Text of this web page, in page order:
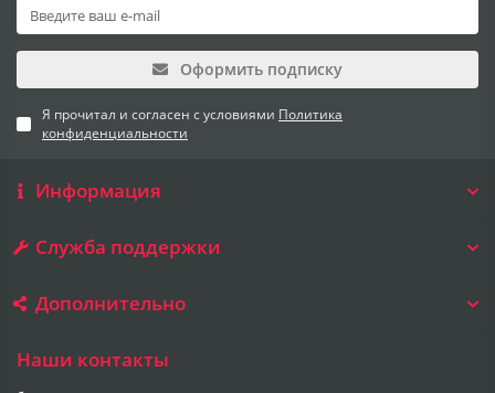
Оформить подписку
Я прочитал и согласен с условиями Политика
конфиденциальности
Информация
Служба поддержки
Дополнительно
Наши контакты